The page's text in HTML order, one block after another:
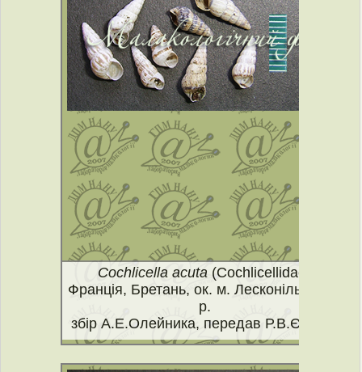
Cochlicella acuta (Cochlicellidae)
Франція, Бретань, ок. м. Лесконіль, 2015
р.
збір А.Е.Олейника, передав Р.В.Єгоров